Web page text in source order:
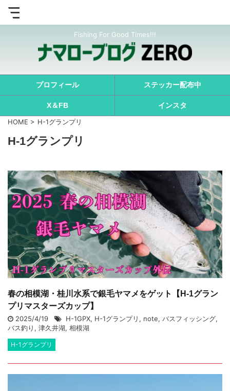
Fishing For Good Times!!!
プロフィール ステッカー配布中
X＆FB
インスタ
HOME > H-1グランプリ
H-1グランプリ
春の相模湖・桂川水系で銀毛ヤマメをゲット【H-1グラン
プリマスターズカップ】
2025/4/19 H-1GPX, H-1グランプリ , note, バスフィッシング,
バス釣り , 津久井湖, 相模湖
H-1グランプリ